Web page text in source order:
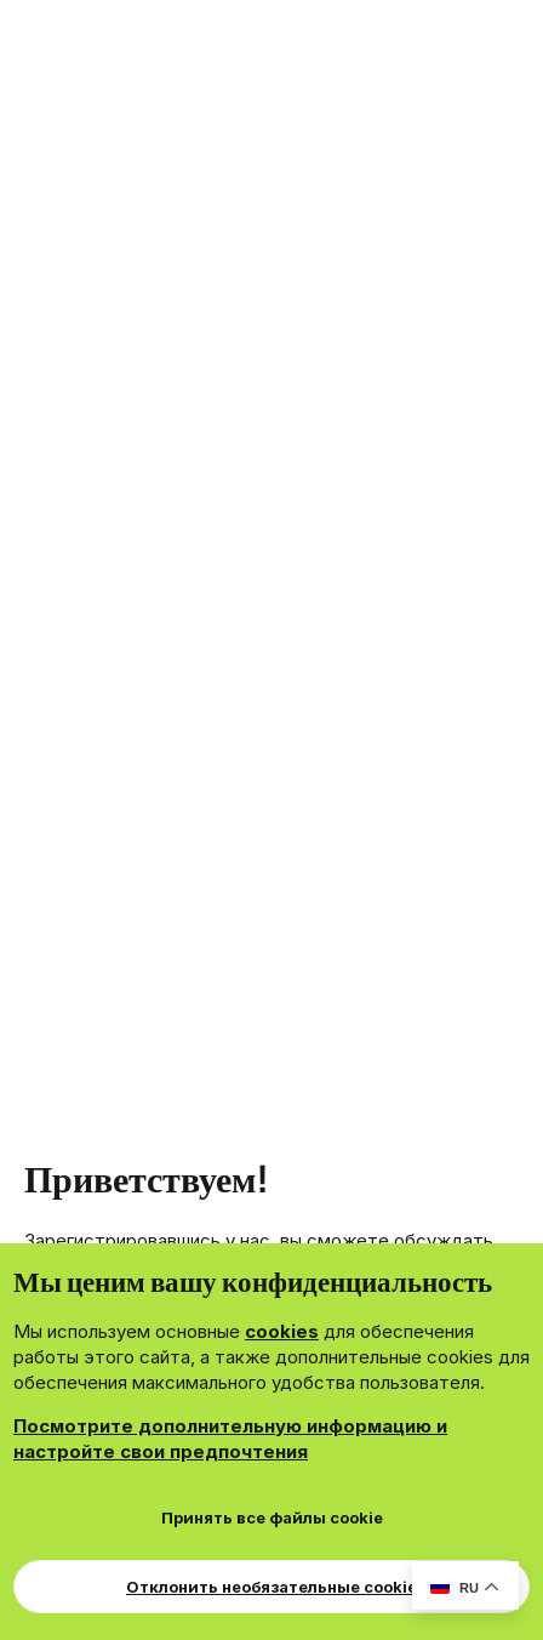
RU
Приветствуем!
Зарегистрировавшись у нас, вы сможете обсуждать,
членам нашего сообщества.
Зарегистрироваться сейчас!
DohTheme
Cookies Russian Обратная связь
Поддержка
Для правообладателей
EN Soundmain
Условия и правила
Политика конфиденциальности
Мы ценим вашу конфиденциальность
Мы используем основные cookies для обеспечения
работы этого сайта, а также дополнительные cookies для
обеспечения максимального удобства пользователя.
Посмотрите дополнительную информацию и
настройте свои предпочтения
Принять все файлы cookie
Отклонить необязательные cookie